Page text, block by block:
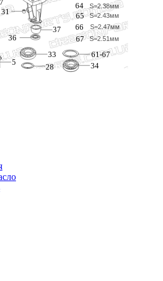
S=2.38мм
S=2.43мм
S=2.47мм
S=2.51мм
31
37
36
33
28
61-67
34
5
64
65
66
67